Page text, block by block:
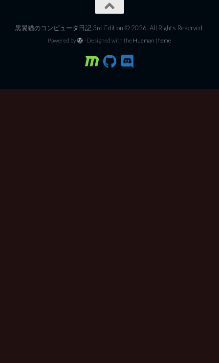
黒翼猫のコンピュータ日記 3rd Edition © 2026. All Rights Reserved.
Powered by - Designed with the Hueman theme